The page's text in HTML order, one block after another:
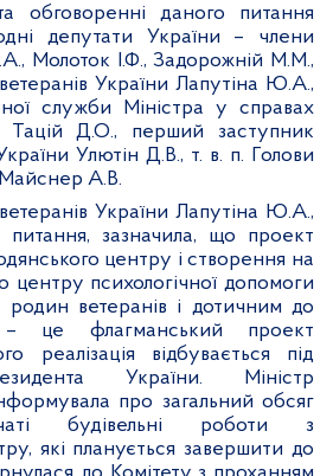
обговоренні даного питання
депутати України – члени
Молоток І.Ф., Задорожній М.М.,
України Лапутіна Ю.А.,
служби Міністра у справах
Тацій Д.О., перший заступник
Улютін Д.В., т. в. п. Голови
Майснер А.В.
України Лапутіна Ю.А.,
зазначила, що проект
центру і створення на
центру психологічної допомоги
родин ветеранів і дотичним до
– це флагманський проект
реалізація відбувається під
України. Міністр
про загальний обсяг
будівельні роботи з
які планується завершити до